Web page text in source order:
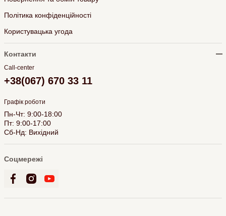
Політика конфіденційності
Користувацька угода
Контакти
Call-center
+38(067) 670 33 11
Графік роботи
Пн-Чт: 9:00-18:00
Пт: 9:00-17:00
Сб-Нд: Вихідний
Соцмережі